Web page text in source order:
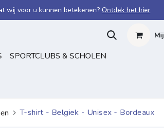
wij voor u kunnen betekenen? Ontdek het hier
SPORTCLUBS & SCHOLEN
T-shirt - Belgiek - Unisex - Bordeaux